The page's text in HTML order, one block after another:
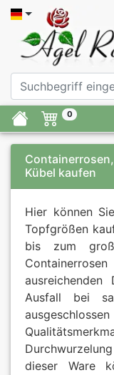
0
Kübel kaufen
Hier können
Topfgrößen
bis zum
Ausfall bei
dieser Ware